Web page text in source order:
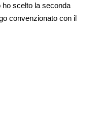
ho scelto la seconda
convenzionato con il